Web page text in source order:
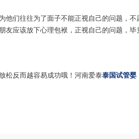
他们往往为了面子不能正视自己的问题，不
友应该放下心理包袱，正视自己的问题，毕
松反而越容易成功哦！河南爱泰泰国试管婴